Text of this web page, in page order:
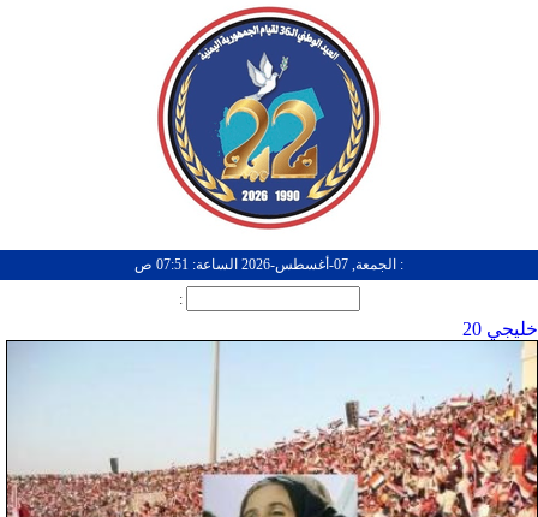
: الجمعة, 07-أغسطس-2026 الساعة: 07:51 ص
:
خليجي 20